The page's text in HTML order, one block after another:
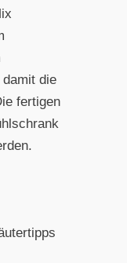
die
fertigen